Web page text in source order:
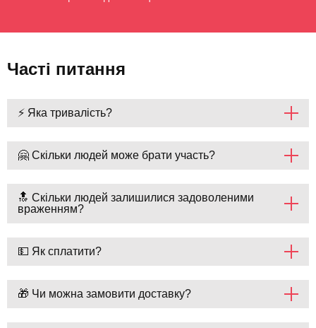
Часті питання
⚡ Яка тривалість?
🤗 Скільки людей може брати участь?
🔝 Скільки людей залишилися задоволеними
враженням?
💵 Як сплатити?
🎁 Чи можна замовити доставку?